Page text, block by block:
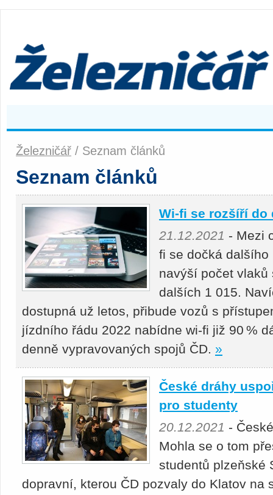
Železničář / Seznam článků
Seznam článků
Wi-fi se rozšíří
21.12.2021 - Mezi
fi se dočká
navýší počet vlaků
dalších 1 015.
dostupná už letos, přibude vozů s
jízdního řádu 2022 nabídne wi-fi již 90 %
denně vypravovaných spojů ČD. »
České dráhy
pro studenty
20.12.2021 -
Mohla se o tom
studentů plzeňské
dopravní, kterou ČD pozvaly do Klatov na